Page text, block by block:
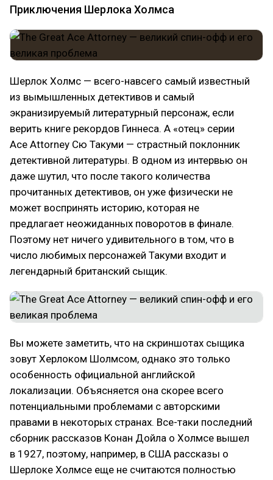
Приключения Шерлока Холмса
Шерлок Холмс — всего-навсего самый известный
из вымышленных детективов и самый
экранизируемый литературный персонаж, если
верить книге рекордов Гиннеса. А «отец» серии
Ace Attorney Сю Такуми — страстный поклонник
детективной литературы. В одном из интервью он
даже шутил, что после такого количества
прочитанных детективов, он уже физически не
может воспринять историю, которая не
предлагает неожиданных поворотов в финале.
Поэтому нет ничего удивительного в том, что в
число любимых персонажей Такуми входит и
легендарный британский сыщик.
Вы можете заметить, что на скриншотах сыщика
зовут Херлоком Шолмсом, однако это только
особенность официальной английской
локализации. Объясняется она скорее всего
потенциальными проблемами с авторскими
правами в некоторых странах. Все-таки последний
сборник рассказов Конан Дойла о Холмсе вышел
в 1927, поэтому, например, в США рассказы о
Шерлоке Холмсе еще не считаются полностью